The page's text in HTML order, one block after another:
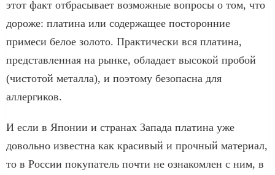
этот факт отбрасывает возможные вопросы о том, что
дороже: платина или содержащее посторонние
примеси белое золото. Практически вся платина,
представленная на рынке, обладает высокой пробой
(чистотой металла), и поэтому безопасна для
аллергиков.
И если в Японии и странах Запада платина уже
довольно известна как красивый и прочный материал,
то в России покупатель почти не ознакомлен с ним, в